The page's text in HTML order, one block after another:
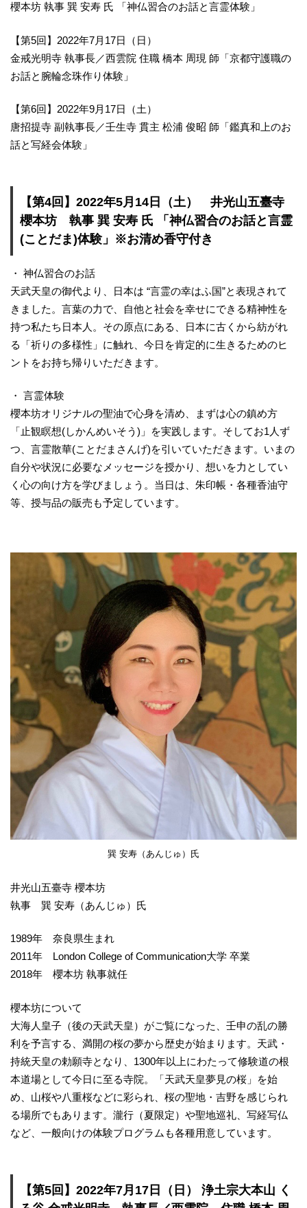
櫻本坊 執事 巽 安寿 氏 「神仏習合のお話と言霊体験」
【第5回】2022年7月17日（日）
金戒光明寺 執事長／西雲院 住職 橋本 周現 師「京都守護職の
お話と腕輪念珠作り体験」
【第6回】2022年9月17日（土）
唐招提寺 副執事長／壬生寺 貫主 松浦 俊昭 師「鑑真和上のお
話と写経会体験」
【第4回】2022年5月14日（土） 井光山五臺寺
櫻本坊 執事 巽 安寿 氏 「神仏習合のお話と言霊
(ことだま)体験」※お清め香守付き
・ 神仏習合のお話
天武天皇の御代より、日本は “言霊の幸はふ国”と表現されて
きました。言葉の力で、自他と社会を幸せにできる精神性を
持つ私たち日本人。その原点にある、日本に古くから紡がれ
る「祈りの多様性」に触れ、今日を肯定的に生きるためのヒ
ントをお持ち帰りいただきます。
・ 言霊体験
櫻本坊オリジナルの聖油で心身を清め、まずは心の鎮め方
「止観瞑想(しかんめいそう)」を実践します。そしてお1人ず
つ、言霊散華(ことだまさんげ)を引いていただきます。いまの
自分や状況に必要なメッセージを授かり、想いを力としてい
く心の向け方を学びましょう。当日は、朱印帳・各種香油守
等、授与品の販売も予定しています。
巽 安寿（あんじゅ）氏
井光山五臺寺 櫻本坊
執事 巽 安寿（あんじゅ）氏
1989年 奈良県生まれ
2011年 London College of Communication大学 卒業
2018年 櫻本坊 執事就任
櫻本坊について
大海人皇子（後の天武天皇）がご覧になった、壬申の乱の勝
利を予言する、満開の桜の夢から歴史が始まります。天武・
持統天皇の勅願寺となり、1300年以上にわたって修験道の根
本道場として今日に至る寺院。「天武天皇夢見の桜」を始
め、山桜や八重桜などに彩られ、桜の聖地・吉野を感じられ
る場所でもあります。瀧行（夏限定）や聖地巡礼、写経写仏
など、一般向けの体験プログラムも各種用意しています。
【第5回】2022年7月17日（日） 浄土宗大本山 く